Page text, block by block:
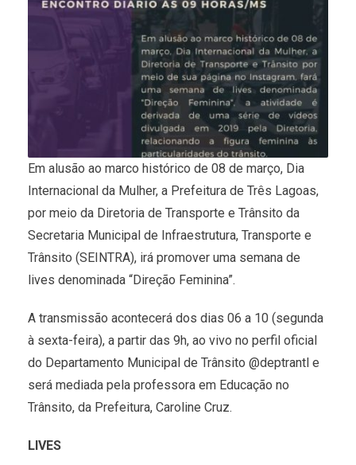
Em alusão ao marco histórico de 08 de março, Dia
Internacional da Mulher, a Prefeitura de Três Lagoas,
por meio da Diretoria de Transporte e Trânsito da
Secretaria Municipal de Infraestrutura, Transporte e
Trânsito (SEINTRA), irá promover uma semana de
lives denominada “Direção Feminina”.
A transmissão acontecerá dos dias 06 a 10 (segunda
à sexta-feira), a partir das 9h, ao vivo no perfil oficial
do Departamento Municipal de Trânsito @deptrantl e
será mediada pela professora em Educação no
Trânsito, da Prefeitura, Caroline Cruz.
LIVES